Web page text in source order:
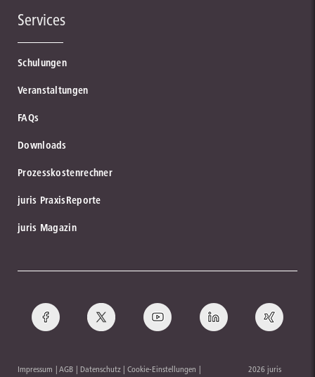
Services
Schulungen
Veranstaltungen
FAQs
Downloads
Prozesskostenrechner
juris PraxisReporte
juris Magazin
Impressum AGB Datenschutz
Cookie-Einstellungen
2026 juris